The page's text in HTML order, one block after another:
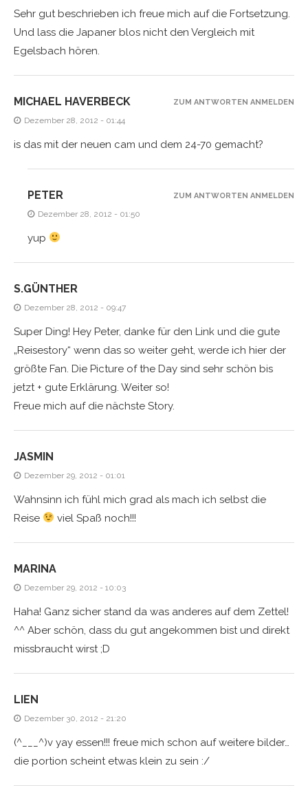
Sehr gut beschrieben ich freue mich auf die Fortsetzung.
Und lass die Japaner blos nicht den Vergleich mit
Egelsbach hören.
MICHAEL HAVERBECK
Dezember 28, 2012 - 01:44
is das mit der neuen cam und dem 24-70 gemacht?
ZUM ANTWORTEN ANMELDEN
PETER
Dezember 28, 2012 - 01:50
yup
ZUM ANTWORTEN ANMELDEN
S.GÜNTHER
Dezember 28, 2012 - 09:47
Super Ding! Hey Peter, danke für den Link und die gute
„Reisestory“ wenn das so weiter geht, werde ich hier der
größte Fan. Die Picture of the Day sind sehr schön bis
jetzt + gute Erklärung. Weiter so!
Freue mich auf die nächste Story.
JASMIN
Dezember 29, 2012 - 01:01
Wahnsinn ich fühl mich grad als mach ich selbst die
Reise
viel Spaß noch!!!
MARINA
Dezember 29, 2012 - 10:03
Haha! Ganz sicher stand da was anderes auf dem Zettel!
^^ Aber schön, dass du gut angekommen bist und direkt
missbraucht wirst ;D
LIEN
Dezember 30, 2012 - 21:20
(^___^)v yay essen!!! freue mich schon auf weitere bilder…
die portion scheint etwas klein zu sein :/